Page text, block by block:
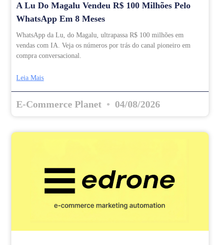
A Lu Do Magalu Vendeu R$ 100 Milhões Pelo
WhatsApp Em 8 Meses
WhatsApp da Lu, do Magalu, ultrapassa R$ 100 milhões em
vendas com IA. Veja os números por trás do canal pioneiro em
compra conversacional.
Leia Mais
E-Commerce Planet 04/08/2026